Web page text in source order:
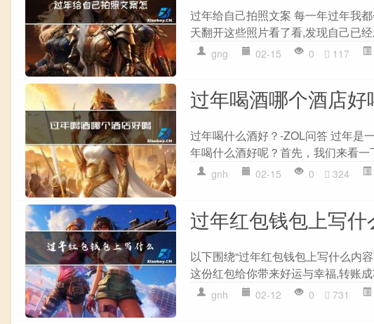
过年给自己拍照文案 每一年过年我
天翻开这些照片看了看,发现自己已
gng 02-15 0 117
过年喝酒哪个酒店好
过年喝什么酒好？-ZOL问答 过年是
年喝什么酒好呢？首先，我们来看
gnh 02-15 0 324
过年红包钱包上写什
以下围绕“过年红包钱包上写什么内
这份红包给你带来好运与幸福,转账
gnh 02-12 0 731